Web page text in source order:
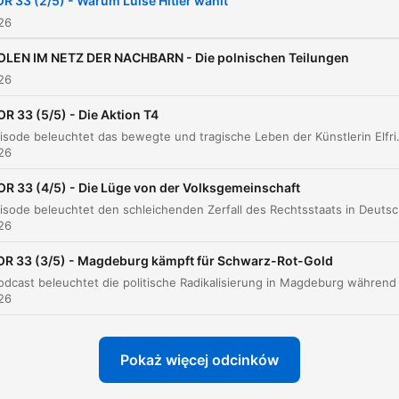
IM NETZ DER NACHBARN - Die polnischen Teilungen
33 (5/5) - Die Aktion T4
Diese Episode beleuchtet das bewegte und tragische Leben der Künstlerin Elfriede Lohse-Wächler, von ihrer rebellischen Jugend und
33 (4/5) - Die Lüge von der Volksgemeinschaft
33 (3/5) - Magdeburg kämpft für Schwarz-Rot-Gold
Pokaż więcej odcinków